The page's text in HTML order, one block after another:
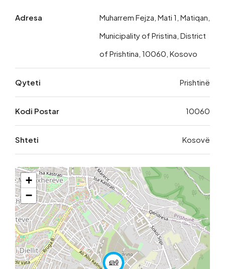
Adresa
Muharrem Fejza, Mati 1, Matiqan,
Municipality of Pristina, District
of Prishtina, 10060, Kosovo
Qyteti Prishtinë
Kodi Postar 10060
Shteti Kosovë
+
−